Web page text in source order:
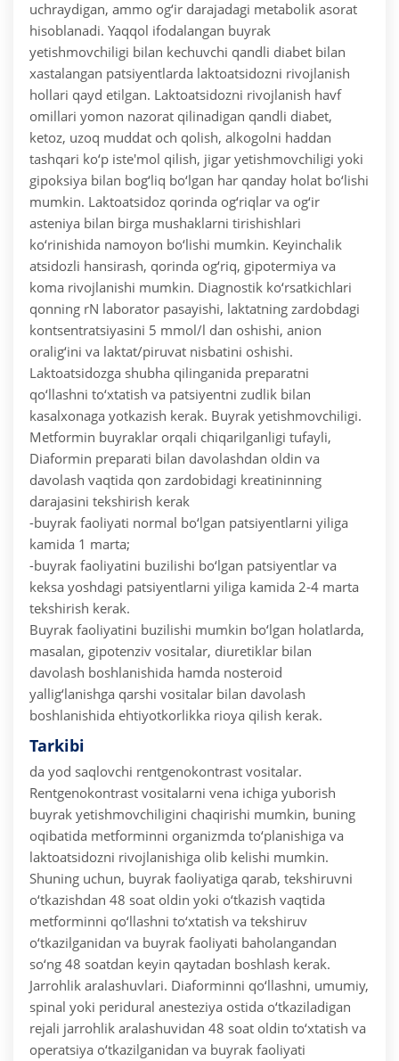
uchraydigan, ammo og‘ir darajadagi metabolik asorat
hisoblanadi. Yaqqol ifodalangan buyrak
yetishmovchiligi bilan kechuvchi qandli diabet bilan
xastalangan patsiyentlarda laktoatsidozni rivojlanish
hollari qayd etilgan. Laktoatsidozni rivojlanish havf
omillari yomon nazorat qilinadigan qandli diabet,
ketoz, uzoq muddat och qolish, alkogolni haddan
tashqari ko‘p iste'mol qilish, jigar yetishmovchiligi yoki
gipoksiya bilan bog‘liq bo‘lgan har qanday holat bo‘lishi
mumkin. Laktoatsidoz qorinda og‘riqlar va og‘ir
asteniya bilan birga mushaklarni tirishishlari
ko‘rinishida namoyon bo‘lishi mumkin. Keyinchalik
atsidozli hansirash, qorinda og‘riq, gipotermiya va
koma rivojlanishi mumkin. Diagnostik ko‘rsatkichlari
qonning rN laborator pasayishi, laktatning zardobdagi
kontsentratsiyasini 5 mmol/l dan oshishi, anion
oralig‘ini va laktat/piruvat nisbatini oshishi.
Laktoatsidozga shubha qilinganida preparatni
qo‘llashni to‘xtatish va patsiyentni zudlik bilan
kasalxonaga yotkazish kerak. Buyrak yetishmovchiligi.
Metformin buyraklar orqali chiqarilganligi tufayli,
Diaformin preparati bilan davolashdan oldin va
davolash vaqtida qon zardobidagi kreatininning
darajasini tekshirish kerak
-buyrak faoliyati normal bo‘lgan patsiyentlarni yiliga
kamida 1 marta;
-buyrak faoliyatini buzilishi bo‘lgan patsiyentlar va
keksa yoshdagi patsiyentlarni yiliga kamida 2-4 marta
tekshirish kerak.
Buyrak faoliyatini buzilishi mumkin bo‘lgan holatlarda,
masalan, gipotenziv vositalar, diuretiklar bilan
davolash boshlanishida hamda nosteroid
yallig‘lanishga qarshi vositalar bilan davolash
boshlanishida ehtiyotkorlikka rioya qilish kerak.
Tarkibi
da yod saqlovchi rentgenokontrast vositalar.
Rentgenokontrast vositalarni vena ichiga yuborish
buyrak yetishmovchiligini chaqirishi mumkin, buning
oqibatida metforminni organizmda to‘planishiga va
laktoatsidozni rivojlanishiga olib kelishi mumkin.
Shuning uchun, buyrak faoliyatiga qarab, tekshiruvni
o‘tkazishdan 48 soat oldin yoki o‘tkazish vaqtida
metforminni qo‘llashni to‘xtatish va tekshiruv
o‘tkazilganidan va buyrak faoliyati baholangandan
so‘ng 48 soatdan keyin qaytadan boshlash kerak.
Jarrohlik aralashuvlari. Diaforminni qo‘llashni, umumiy,
spinal yoki peridural anesteziya ostida o‘tkaziladigan
rejali jarrohlik aralashuvidan 48 soat oldin to‘xtatish va
operatsiya o‘tkazilganidan va buyrak faoliyati